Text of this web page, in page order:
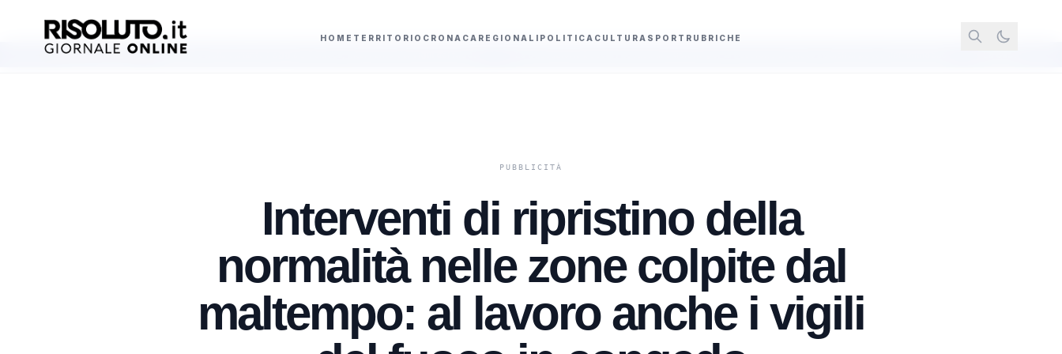
HOME TERRITORIO CRONACA REGIONALI POLITICA CULTURA SPORT RUBRICHE
AGGIORNAMENTI
Cade un albero nella variante Foggia a Sciacca, intervento dei vigili del fuoco
Interventi di ripristino della
normalità nelle zone colpite dal
maltempo: al lavoro anche i vigili